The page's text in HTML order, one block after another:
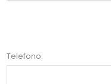
Telefono: